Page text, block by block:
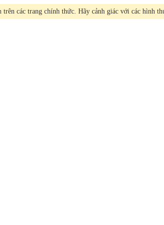
các trang chính thức. Hãy cảnh giác với các hình